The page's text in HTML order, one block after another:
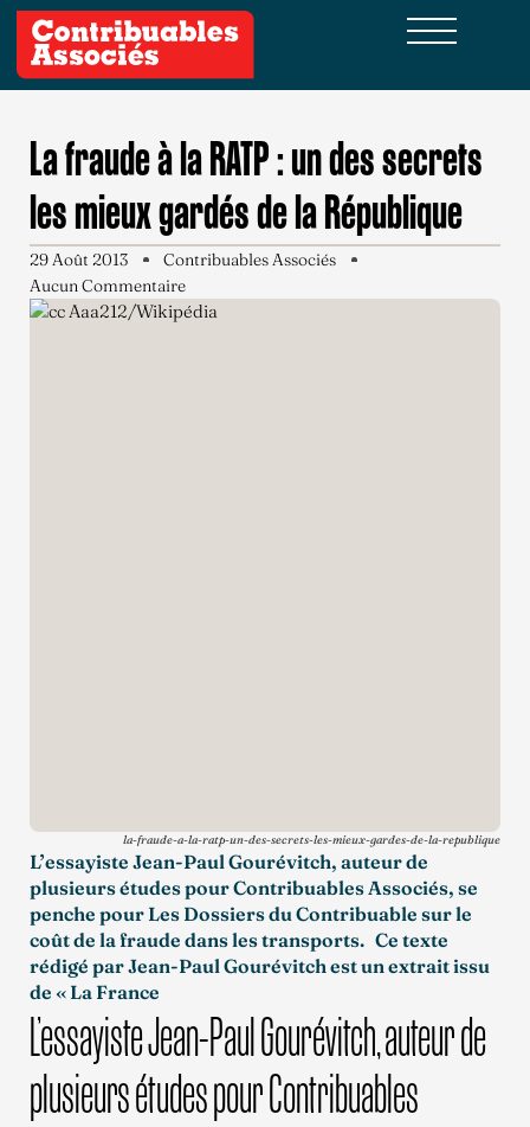
La fraude à la RATP : un des secrets
les mieux gardés de la République
29 Août 2013
Contribuables Associés
Aucun Commentaire
la-fraude-a-la-ratp-un-des-secrets-les-mieux-gardes-de-la-republique
L’essayiste Jean-Paul Gourévitch, auteur de
plusieurs études pour Contribuables Associés, se
penche pour Les Dossiers du Contribuable sur le
coût de la fraude dans les transports. Ce texte
rédigé par Jean-Paul Gourévitch est un extrait issu
de « La France
L’essayiste Jean-Paul Gourévitch, auteur de
plusieurs études pour Contribuables